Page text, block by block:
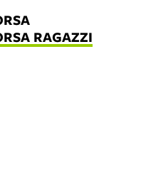
RAGAZZI